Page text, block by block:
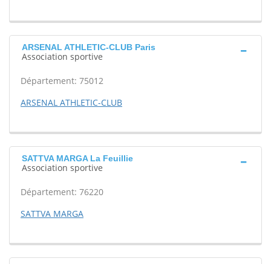
ARSENAL ATHLETIC-CLUB Paris
Association sportive
Département: 75012
ARSENAL ATHLETIC-CLUB
SATTVA MARGA La Feuillie
Association sportive
Département: 76220
SATTVA MARGA